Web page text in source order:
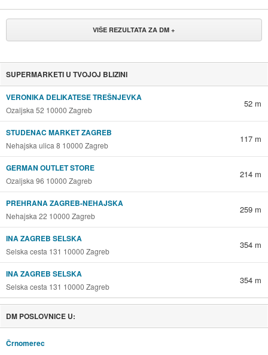
VIŠE REZULTATA ZA DM +
SUPERMARKETI U TVOJOJ BLIZINI
VERONIKA DELIKATESE TREŠNJEVKA
Ozaljska 52 10000 Zagreb
52 m
STUDENAC MARKET ZAGREB
Nehajska ulica 8 10000 Zagreb
117 m
GERMAN OUTLET STORE
Ozaljska 96 10000 Zagreb
214 m
PREHRANA ZAGREB-NEHAJSKA
Nehajska 22 10000 Zagreb
259 m
INA ZAGREB SELSKA
Selska cesta 131 10000 Zagreb
354 m
INA ZAGREB SELSKA
Selska cesta 131 10000 Zagreb
354 m
DM POSLOVNICE U:
Črnomerec